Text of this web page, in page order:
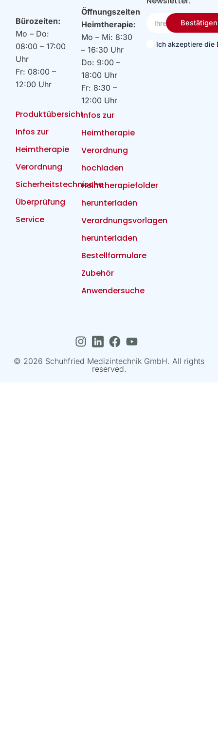
Bürozeiten:
Mo – Do:
08:00 – 17:00
Uhr
Fr: 08:00 –
12:00 Uhr
Produktübersicht
Infos zur
Heimtherapie
Verordnung
Sicherheitstechnische
Überprüfung
Service
Öffnungszeiten
Heimtherapie:
Mo – Mi: 8:30
– 16:30 Uhr
Do: 9:00 –
18:00 Uhr
Fr: 8:30 –
12:00 Uhr
Infos zur
Heimtherapie
Verordnung
hochladen
Heimtherapiefolder
herunterladen
Verordnungsvorlagen
herunterladen
Bestellformulare
Zubehör
Anwendersuche
Email
Ich akzeptiere die
Bestätigen
© 2026 Schuhfried Medizintechnik GmbH. All rights
reserved.